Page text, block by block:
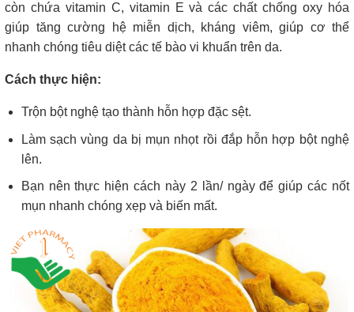
còn chứa vitamin C, vitamin E và các chất chống oxy hóa
giúp tăng cường hệ miễn dịch, kháng viêm, giúp cơ thể
nhanh chóng tiêu diệt các tế bào vi khuẩn trên da.
Cách thực hiện:
Trộn bột nghệ tạo thành hỗn hợp đặc sệt.
Làm sạch vùng da bị mụn nhọt rồi đắp hỗn hợp bột nghệ
lên.
Bạn nên thực hiện cách này 2 lần/ ngày để giúp các nốt
mụn nhanh chóng xẹp và biến mất.